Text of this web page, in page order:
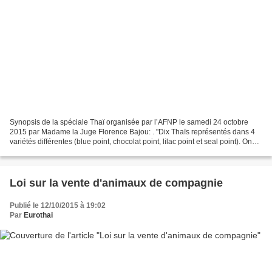
Synopsis de la spéciale Thaï organisée par l’AFNP le samedi 24 octobre
2015 par Madame la Juge Florence Bajou: . "Dix Thaïs représentés dans 4
variétés différentes (blue point, chocolat point, lilac point et seal point). Onze
Loi sur la vente d'animaux de compagnie
Publié le 12/10/2015 à 19:02
Par Eurothai